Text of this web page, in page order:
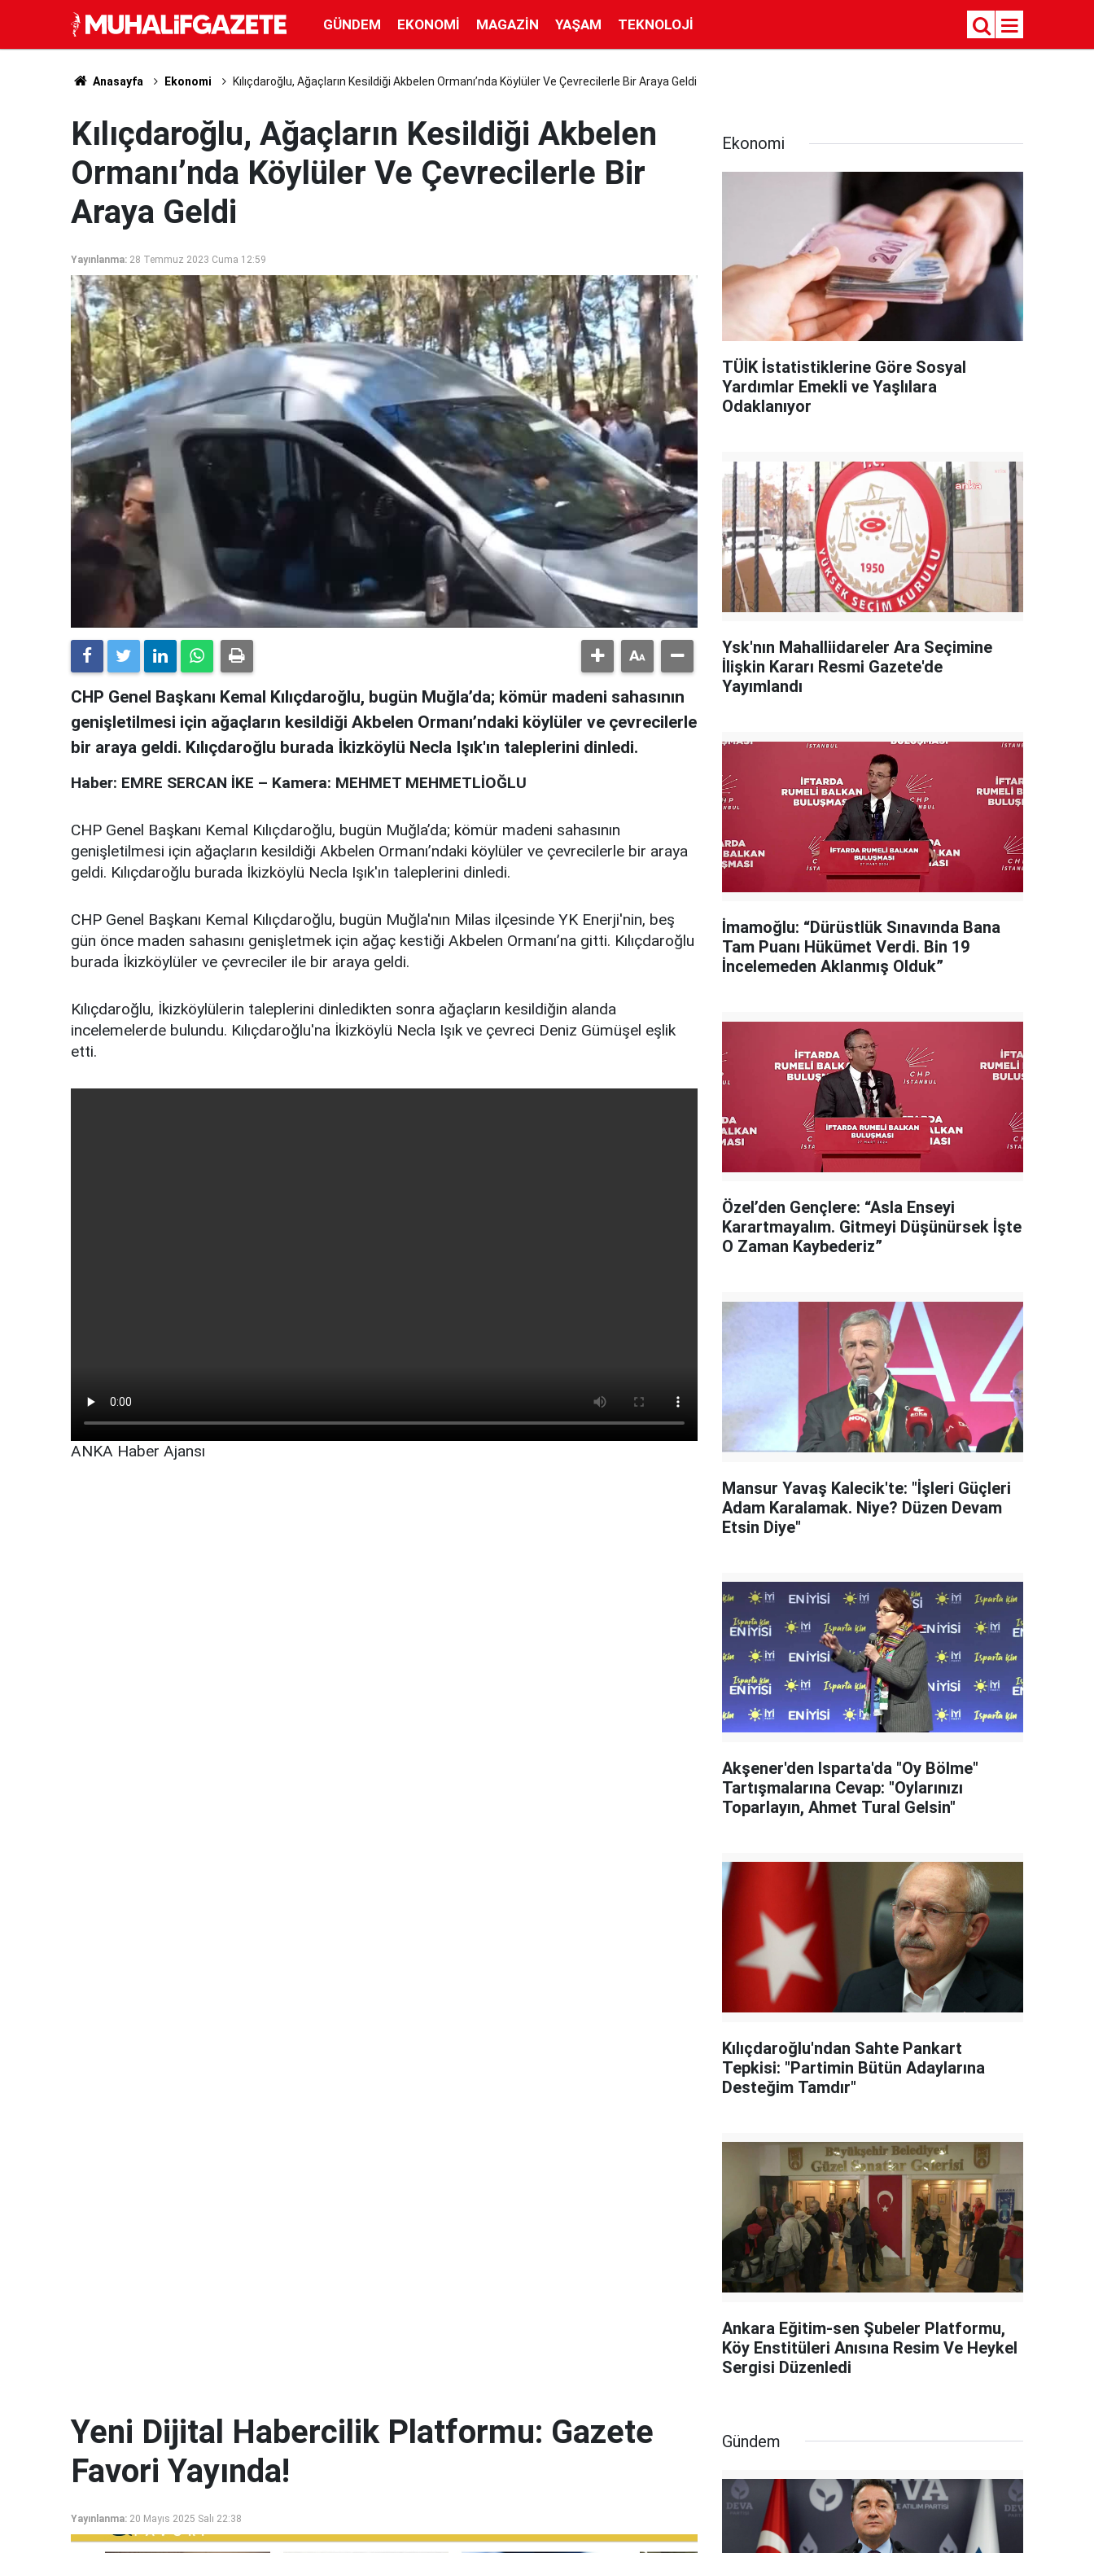
GÜNDEM EKONOMI MAGAZIN YAŞAM TEKNOLOJI
Anasayfa Ekonomi Kılıçdaroğlu, Ağaçların Kesildiği Akbelen Ormanı’nda Köylüler Ve Çevrecilerle Bir Araya Geldi
Kılıçdaroğlu, Ağaçların Kesildiği Akbelen
Ormanı’nda Köylüler Ve Çevrecilerle Bir
Araya Geldi
Yayınlanma: 28 Temmuz 2023 Cuma 12:59
CHP Genel Başkanı Kemal Kılıçdaroğlu, bugün Muğla’da; kömür madeni sahasının
genişletilmesi için ağaçların kesildiği Akbelen Ormanı’ndaki köylüler ve çevrecilerle
bir araya geldi. Kılıçdaroğlu burada İkizköylü Necla Işık'ın taleplerini dinledi.
Haber: EMRE SERCAN İKE – Kamera: MEHMET MEHMETLİOĞLU
CHP Genel Başkanı Kemal Kılıçdaroğlu, bugün Muğla’da; kömür madeni sahasının
genişletilmesi için ağaçların kesildiği Akbelen Ormanı’ndaki köylüler ve çevrecilerle bir araya
geldi. Kılıçdaroğlu burada İkizköylü Necla Işık'ın taleplerini dinledi.
CHP Genel Başkanı Kemal Kılıçdaroğlu, bugün Muğla'nın Milas ilçesinde YK Enerji'nin, beş
gün önce maden sahasını genişletmek için ağaç kestiği Akbelen Ormanı’na gitti. Kılıçdaroğlu
burada İkizköylüler ve çevreciler ile bir araya geldi.
Kılıçdaroğlu, İkizköylülerin taleplerini dinledikten sonra ağaçların kesildiğin alanda
incelemelerde bulundu. Kılıçdaroğlu'na İkizköylü Necla Işık ve çevreci Deniz Gümüşel eşlik
etti.
ANKA Haber Ajansı
Ekonomi
TÜİK İstatistiklerine Göre Sosyal
Yardımlar Emekli ve Yaşlılara
Odaklanıyor
Ysk'nın Mahalliidareler Ara Seçimine
İlişkin Kararı Resmi Gazete'de
Yayımlandı
İmamoğlu: “Dürüstlük Sınavında Bana
Tam Puanı Hükümet Verdi. Bin 19
İncelemeden Aklanmış Olduk”
Özel’den Gençlere: “Asla Enseyi
Karartmayalım. Gitmeyi Düşünürsek İşte
O Zaman Kaybederiz”
Mansur Yavaş Kalecik'te: "İşleri Güçleri
Adam Karalamak. Niye? Düzen Devam
Etsin Diye"
Akşener'den Isparta'da "Oy Bölme"
Tartışmalarına Cevap: "Oylarınızı
Toparlayın, Ahmet Tural Gelsin"
Kılıçdaroğlu'ndan Sahte Pankart
Tepkisi: "Partimin Bütün Adaylarına
Desteğim Tamdır"
Ankara Eğitim-sen Şubeler Platformu,
Köy Enstitüleri Anısına Resim Ve Heykel
Sergisi Düzenledi
Yeni Dijital Habercilik Platformu: Gazete
Favori Yayında!
Yayınlanma: 20 Mayıs 2025 Salı 22:38
Gündem